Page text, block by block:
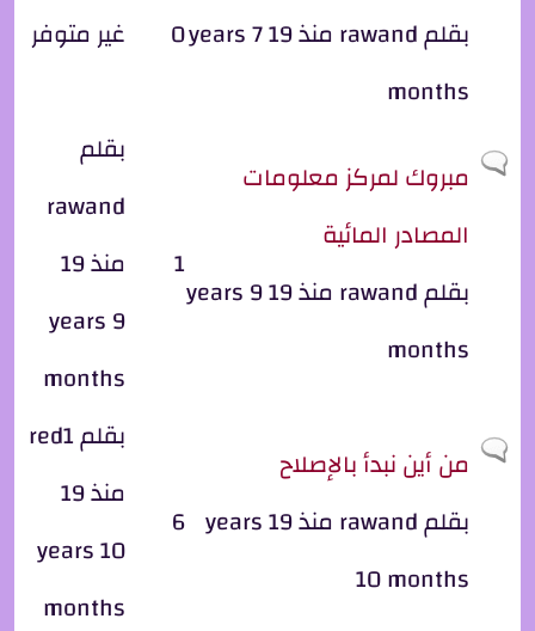
بقلمrawand
منذ 19 years 7
months
0 غير متوفر
موضوع عادي
مبروك لمركز معلومات
المصادر المائية
بقلمrawand
منذ 19 years 9
months
1
بقلم
rawand
منذ 19
years 9
months
موضوع عادي
من أين نبدأ بالإصلاح
بقلمrawand
منذ 19 years
10 months
6
بقلمred1
منذ 19
years 10
months